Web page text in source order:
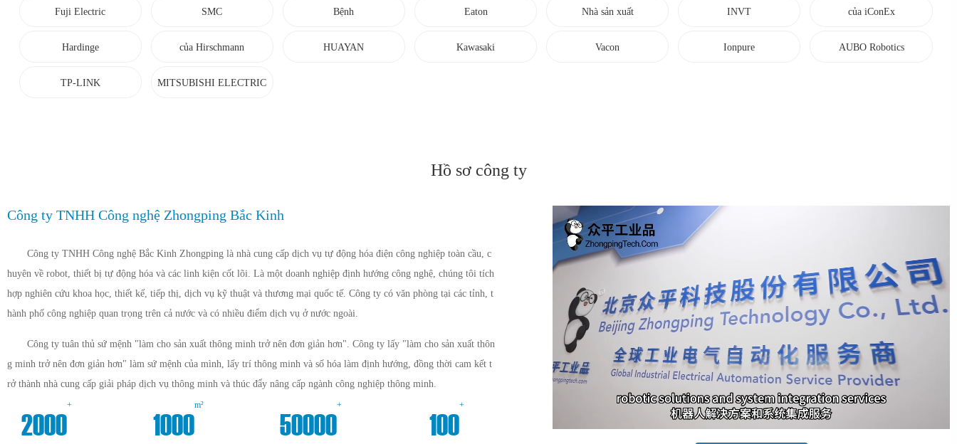
Fuji Electric SMC Bệnh Eaton Nhà sản xuất
SCHNEEBERGER
INVT của iConEx
Hardinge của Hirschmann HUAYAN Kawasaki Vacon Ionpure AUBO Robotics
TP-LINK MITSUBISHI ELECTRIC
Hồ sơ công ty
Công ty TNHH Công nghệ Zhongping Bắc Kinh
Công ty TNHH Công nghệ Bắc Kinh Zhongping là nhà cung cấp dịch vụ tự động hóa điện công nghiệp toàn cầu, c
huyên về robot, thiết bị tự động hóa và các linh kiện cốt lõi. Là một doanh nghiệp định hướng công nghệ, chúng tôi tích
hợp nghiên cứu khoa học, thiết kế, tiếp thị, dịch vụ kỹ thuật và thương mại quốc tế. Công ty có văn phòng tại các tỉnh, t
hành phố công nghiệp quan trọng trên cả nước và có nhiều điểm dịch vụ ở nước ngoài.
Công ty tuân thủ sứ mệnh "làm cho sản xuất thông minh trở nên đơn giản hơn". Công ty lấy "làm cho sản xuất thôn
g minh trở nên đơn giản hơn" làm sứ mệnh của mình, lấy trí thông minh và số hóa làm định hướng, đồng thời cam kết t
rở thành nhà cung cấp giải pháp dịch vụ thông minh và thúc đẩy nâng cấp ngành công nghiệp thông minh.
2000
+
1000
m²
50000
+
100
+